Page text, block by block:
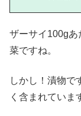
ザーサイ100gあ
菜ですね。
しかし！漬物で
く含まれていま